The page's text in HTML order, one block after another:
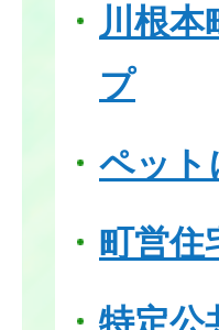
川根
プ
ペット
町営住
特定公